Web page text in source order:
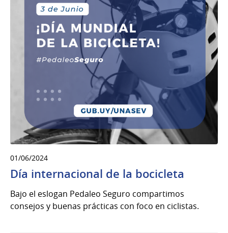
01/06/2024
Día internacional de la bocicleta
Bajo el eslogan Pedaleo Seguro compartimos
consejos y buenas prácticas con foco en ciclistas.